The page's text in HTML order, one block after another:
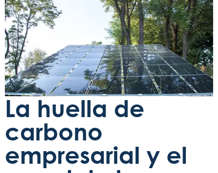
La huella de
carbono
empresarial y el